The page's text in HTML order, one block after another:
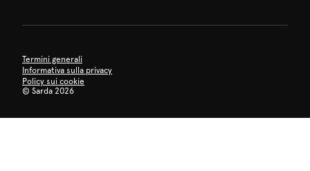
Termini generali
Informativa sulla privacy
Policy sui cookie
© Sarda 2026